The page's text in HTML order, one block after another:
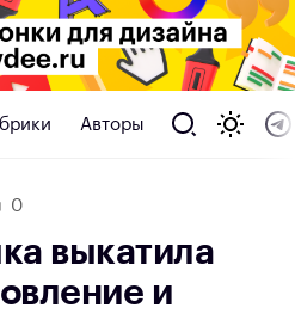
Авторы
0
выкатила
и